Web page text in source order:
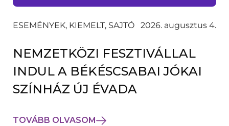
ESEMÉNYEK, KIEMELT, SAJTÓ 2026. augusztus 4.
NEMZETKÖZI FESZTIVÁLLAL
INDUL A BÉKÉSCSABAI JÓKAI
SZÍNHÁZ ÚJ ÉVADA
TOVÁBB OLVASOM